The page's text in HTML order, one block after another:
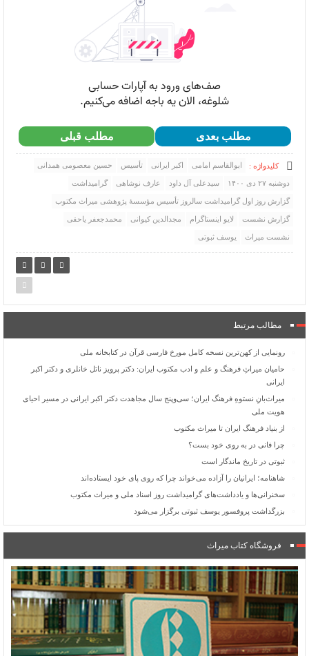
مطلب قبلی مطلب بعدی
کلیدواژه : ابوالقاسم امامی اکبر ایرانی تأسیس حسین معصومی همدانی
دوشنبه ۲۷ دی ۱۴۰۰ سیدعلی آل داود عارف نوشاهی گرامیداشت
گزارش روز اول گرامیداشت سالروز تأسیس مؤسسۀ پژوهشی میراث مکتوب
گزارش نشست لایو اینستاگرام مجدالدین کیوانی محمدجعفر یاحقی
نشست میراث یوسف ثبوتی
مطالب مرتبط
رونمایی از کهن‌ترین نسخه کامل مورخ فارسی قرآن در کتابخانه ملی
حامیان میراثِ فرهنگ و علم و ادب مکتوب ایران: دکتر پرویز ناتل خانلری و دکتر اکبر
ایرانی
میراث‌بانِ نستوهِ فرهنگ ایران؛ سی‌وپنج سال مجاهدت دکتر اکبر ایرانی در مسیر احیای
هویت ملی
از بنیاد فرهنگ ایران تا میراث مکتوب
چرا فانی در به روی خود بست؟
ثبوتی در تاریخ ماندگار است
شاهنامه؛ ایرانیان را آزاده می‌خواند چرا که روی پای خود ایستاده‌اند
سخنرانی‌ها و یادداشت‌های گرامیداشت روز اسناد ملی و میراث مکتوب
بزرگداشت پروفسور یوسف ثبوتی برگزار می‌شود
فروشگاه کتاب میراث